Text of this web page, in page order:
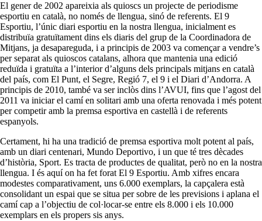
El gener de 2002 apareixia als quioscs un projecte de periodisme
esportiu en català, no només de llengua, sinó de referents. El 9
Esportiu, l’únic diari esportiu en la nostra llengua, inicialment es
distribuïa gratuïtament dins els diaris del grup de la Coordinadora de
Mitjans, ja desapareguda, i a principis de 2003 va començar a vendre’s
per separat als quioscos catalans, alhora que mantenia una edició
reduïda i gratuïta a l’interior d’alguns dels principals mitjans en català
del país, com El Punt, el Segre, Regió 7, el 9 i el Diari d’Andorra. A
principis de 2010, també va ser inclòs dins l’AVUI, fins que l’agost del
2011 va iniciar el camí en solitari amb una oferta renovada i més potent
per competir amb la premsa esportiva en castellà i de referents
espanyols.
Certament, hi ha una tradició de premsa esportiva molt potent al país,
amb un diari centenari, Mundo Deportivo, i un que té tres dècades
d’història, Sport. Es tracta de productes de qualitat, però no en la nostra
llengua. I és aquí on ha fet forat El 9 Esportiu. Amb xifres encara
modestes comparativament, uns 6.000 exemplars, la capçalera està
consolidant un espai que se situa per sobre de les previsions i aplana el
camí cap a l’objectiu de col·locar-se entre els 8.000 i els 10.000
exemplars en els propers sis anys.